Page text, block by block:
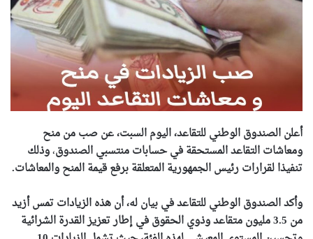
أعلن الصندوق الوطني للتقاعد، اليوم السبت، عن صب من منح
ومعاشات التقاعد المستحقة في حسابات منتسبي الصندوق،وذلك
تنفيذا لقرارات رئيس الجمهورية المتعلقة برفع قيمة المنح والمعاشات.
وأكد الصندوق الوطني للتقاعد في بيان له، أن هذه الزيادات تمس أزيد
من 3.5 مليون متقاعد وذوي الحقوق في إطار تعزيز القدرة الشرائية